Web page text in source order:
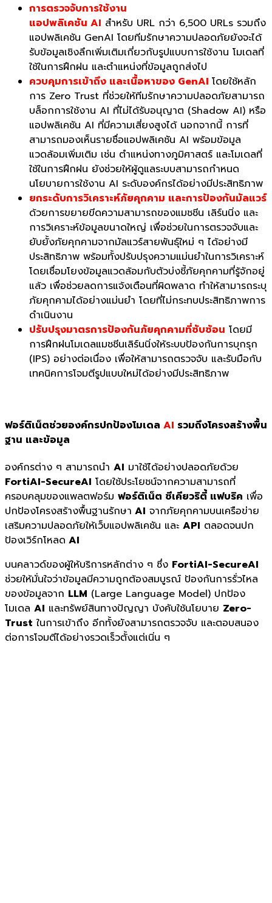
การตรวจจับการใช้งาน
แอปพลิเคชัน AI สำหรับ URL กว่า 6,500 URLs รวมถึง
แอปพลิเคชัน GenAI โดยทีมรักษาความปลอดภัยยังจะได้
รับข้อมูลเชิงลึกเพิ่มเติมเกี่ยวกับรูปแบบการใช้งาน โมเดลที่
ใช้ในการฝึกฝน และตำแหน่งที่ข้อมูลถูกส่งไป
ควบคุมการเข้าถึง และเนื้อหาของ GenAI โดยใช้หลัก
การ Zero Trust ที่ช่วยให้ทีมรักษาความปลอดภัยสามารถ
บล็อกการใช้งาน AI ที่ไม่ได้รับอนุญาต (Shadow AI) หรือ
แอปพลิเคชัน AI ที่มีความเสี่ยงสูงได้ นอกจากนี้ การที่
สามารถมองเห็นรายชื่อแอปพลิเคชัน AI พร้อมข้อมูล
แวดล้อมเพิ่มเติม เช่น ตำแหน่งทางภูมิศาสตร์ และโมเดลที่
ใช้ในการฝึกฝน ยังช่วยให้ผู้ดูแลระบบสามารถกำหนด
นโยบายการใช้งาน AI ระดับองค์กรได้อย่างมีประสิทธิภาพ
ยกระดับการวิเคราะห์ภัยคุกคาม และการป้องกันมัลแวร์
ด้วยการขยายขีดความสามารถของแมชชีน เลิร์นนิ่ง และ
การวิเคราะห์ข้อมูลขนาดใหญ่ เพื่อช่วยในการตรวจจับและ
ยับยั้งภัยคุกคามจากมัลแวร์สายพันธุ์ใหม่ ๆ ได้อย่างมี
ประสิทธิภาพ พร้อมทั้งปรับปรุงความแม่นยำในการวิเคราะห์
โดยเชื่อมโยงข้อมูลแวดล้อมกับตัวบ่งชี้ภัยคุกคามที่รู้จักอยู่
แล้ว เพื่อช่วยลดการแจ้งเตือนที่ผิดพลาด ทำให้สามารถระบุ
ภัยคุกคามได้อย่างแม่นยำ โดยที่ไม่กระทบประสิทธิภาพการ
ดำเนินงาน
ปรับปรุงมาตรการป้องกันภัยคุกคามที่ซับซ้อน โดยมี
การฝึกฝนโมเดลแมชชีนเลิร์นนิ่งให้ระบบป้องกันการบุกรุก
(IPS) อย่างต่อเนื่อง เพื่อให้สามารถตรวจจับ และรับมือกับ
เทคนิคการโจมตีรูปแบบใหม่ได้อย่างมีประสิทธิภาพ
ฟอร์ติเน็ตช่วยองค์กรปกป้องโมเดล AI รวมถึงโครงสร้างพื้น
ฐาน และข้อมูล
องค์กรต่าง ๆ สามารถนำ AI มาใช้ได้อย่างปลอดภัยด้วย
FortiAI-SecureAI โดยใช้ประโยชน์จากความสามารถที่
ครอบคลุมของแพลตฟอร์ม ฟอร์ติเน็ต ซีเคียวริตี้ แฟบริค เพื่อ
ปกป้องโครงสร้างพื้นฐานรักษา AI จากภัยคุกคามบนเครือข่าย
เสริมความปลอดภัยให้เว็บแอปพลิเคชัน และ API ตลอดจนปก
ป้องเวิร์กโหลด AI
บนคลาวด์ของผู้ให้บริการหลักต่าง ๆ ซึ่ง FortiAI-SecureAI
ช่วยให้มั่นใจว่าข้อมูลมีความถูกต้องสมบูรณ์ ป้องกันการรั่วไหล
ของข้อมูลจาก LLM (Large Language Model) ปกป้อง
โมเดล AI และทรัพย์สินทางปัญญา บังคับใช้นโยบาย Zero-
Trust ในการเข้าถึง อีกทั้งยังสามารถตรวจจับ และตอบสนอง
ต่อการโจมตีได้อย่างรวดเร็วตั้งแต่เนิ่น ๆ